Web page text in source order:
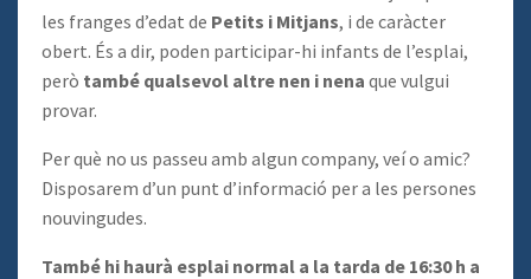
les franges d’edat de Petits i Mitjans, i de caràcter
obert. És a dir, poden participar-hi infants de l’esplai,
però també qualsevol altre nen i nena que vulgui
provar.
Per què no us passeu amb algun company, veí o amic?
Disposarem d’un punt d’informació per a les persones
nouvingudes.
També hi haurà esplai normal a la tarda de 16:30 h a